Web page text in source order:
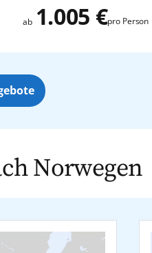
ab 1.005 €pro Person
Norwegen